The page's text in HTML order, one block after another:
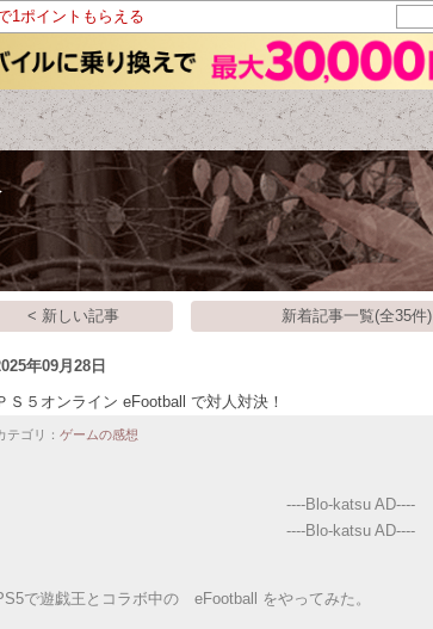
1ポイントもらえる
< 新しい記事 新着記事一覧(全35件)
年09月28日
Ｓ５オンライン eFootball で対人対決！
テゴリ：ゲームの感想
----Blo-katsu AD----
----Blo-katsu AD----
で遊戯王とコラボ中の eFootball をやってみた。